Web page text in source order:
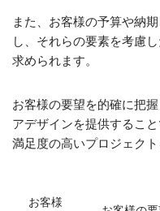
また、お客様の予算や納
し、それらの要素を考慮
求められます。
お客様の要望を的確に把
アデザインを提供するこ
満足度の高いプロジェク
お客様